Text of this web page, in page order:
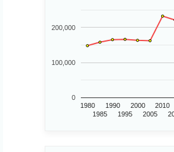
1980
1985
1990
1995
2000
2005
2010
0
100,000
200,000